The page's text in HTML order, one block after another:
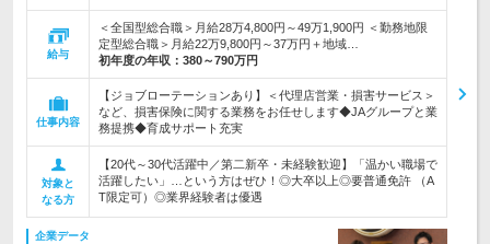
給与
＜全国型総合職＞月給28万4,800円～49万1,900円 ＜勤務地限
定型総合職＞月給22万9,800円～37万円＋地域…
初年度の年収： 380～790万円
仕事内容
【ジョブローテーションあり】＜代理店営業・損害サービス＞
など、損害保険に関する業務をお任せします◆JAグループと業
務提携◆育成サポート充実
対象と
なる方
【20代～30代活躍中／第二新卒・未経験歓迎】「温かい職場で
活躍したい」…という方はぜひ！◎大卒以上◎要普通免許 （A
T限定可）◎業界経験者は優遇
企業データ